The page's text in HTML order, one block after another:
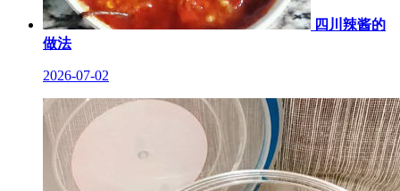
四川辣酱的
做法
2026-07-02